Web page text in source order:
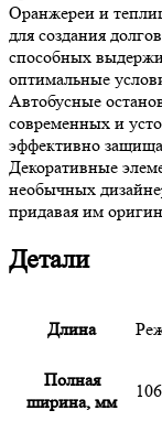
Оранжереи и
для создания
способных
оптимальные
Автобусные
современных и
эффективно
Декоративные
необычных
придавая им
Детали
Длина
Полная
ширина, мм